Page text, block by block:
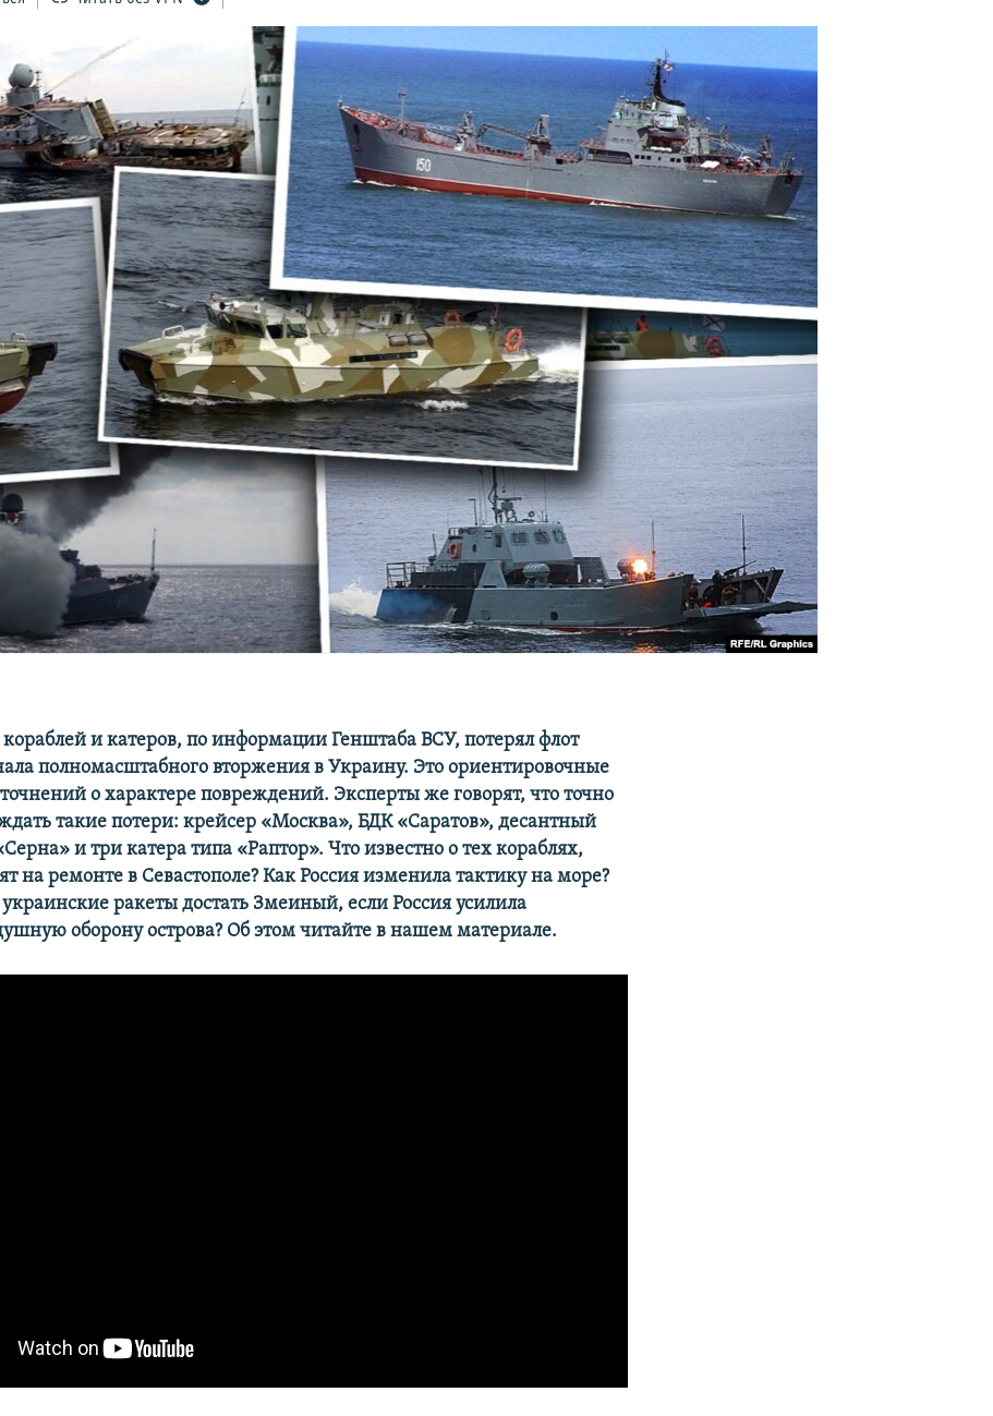
и катеров, по информации Генштаба ВСУ, потерял флот
полномасштабного вторжения в Украину. Это ориентировочные
о характере повреждений. Эксперты же говорят, что точно
такие потери: крейсер «Москва», БДК «Саратов», десантный
и три катера типа «Раптор». Что известно о тех кораблях,
на ремонте в Севастополе? Как Россия изменила тактику на море?
ракеты достать Змеиный, если Россия усилила
оборону острова? Об этом читайте в нашем материале.